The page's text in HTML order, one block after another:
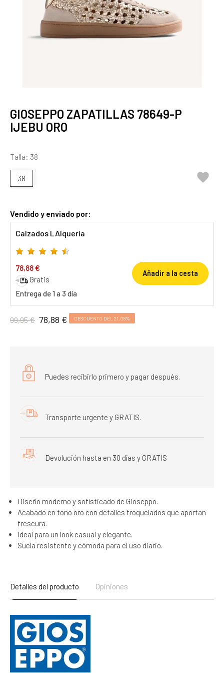
GIOSEPPO ZAPATILLAS 78649-P
IJEBU ORO
Talla: 38
38 
Vendido y enviado por:
Calzados LAlqueria
78,88 €
Gratis
Entrega de 1 a 3 día
Añadir a la cesta
99,95 € 78,88 € DESCUENTO DEL 21,08%
Puedes recibirlo primero y pagar después.
Transporte urgente y GRATIS.
Devolución hasta en 30 días y GRATIS
Diseño moderno y sofisticado de Gioseppo.
Acabado en tono oro con detalles troquelados que aportan
frescura.
Ideal para un look casual y elegante.
Suela resistente y cómoda para el uso diario.
Detalles del producto Opiniones